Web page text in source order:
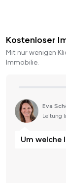
Kostenloser
Mit nur wenigen
Immobilie.